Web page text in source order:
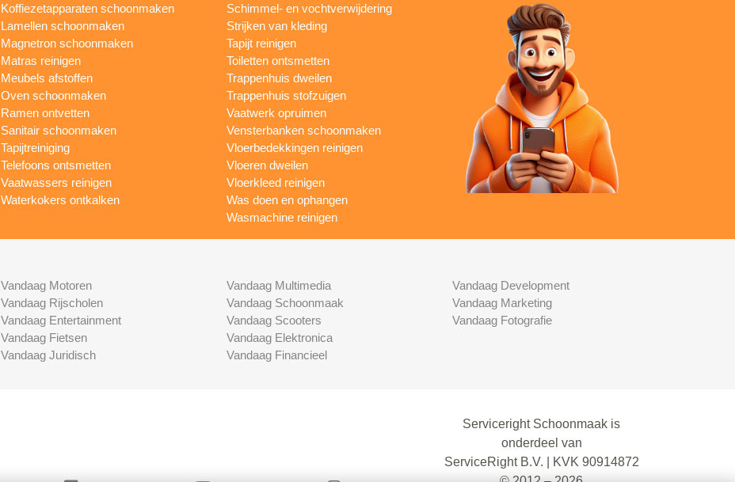
Koffiezetapparaten schoonmaken
Lamellen schoonmaken
Magnetron schoonmaken
Matras reinigen
Meubels afstoffen
Oven schoonmaken
Ramen ontvetten
Sanitair schoonmaken
Tapijtreiniging
Telefoons ontsmetten
Vaatwassers reinigen
Waterkokers ontkalken
Schimmel- en vochtverwijdering
Strijken van kleding
Tapijt reinigen
Toiletten ontsmetten
Trappenhuis dweilen
Trappenhuis stofzuigen
Vaatwerk opruimen
Vensterbanken schoonmaken
Vloerbedekkingen reinigen
Vloeren dweilen
Vloerkleed reinigen
Was doen en ophangen
Wasmachine reinigen
Vandaag Motoren
Vandaag Rijscholen
Vandaag Entertainment
Vandaag Fietsen
Vandaag Juridisch
Vandaag Multimedia
Vandaag Schoonmaak
Vandaag Scooters
Vandaag Elektronica
Vandaag Financieel
Vandaag Development
Vandaag Marketing
Vandaag Fotografie
Serviceright Schoonmaak is
onderdeel van
ServiceRight B.V. | KVK 90914872